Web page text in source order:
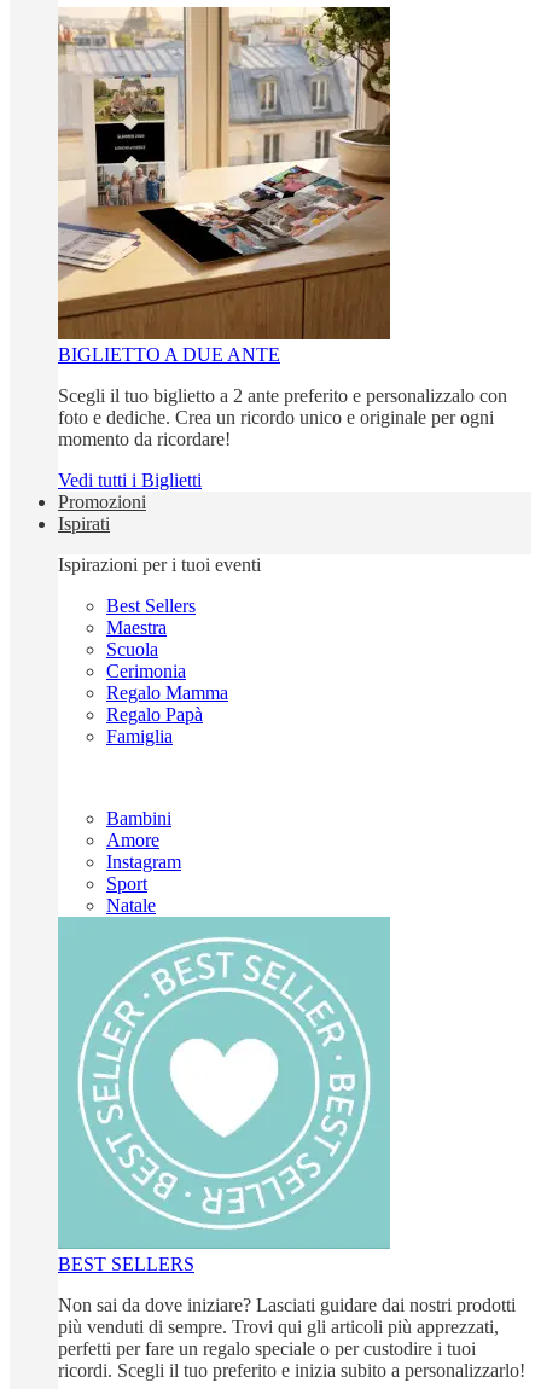
BIGLIETTO A DUE ANTE
Scegli il tuo biglietto a 2 ante preferito e personalizzalo con
foto e dediche. Crea un ricordo unico e originale per ogni
momento da ricordare!
Vedi tutti i Biglietti
Promozioni
Ispirati
Ispirazioni per i tuoi eventi
Best Sellers
Maestra
Scuola
Cerimonia
Regalo Mamma
Regalo Papà
Famiglia
Bambini
Amore
Instagram
Sport
Natale
BEST SELLERS
Non sai da dove iniziare? Lasciati guidare dai nostri prodotti
più venduti di sempre. Trovi qui gli articoli più apprezzati,
perfetti per fare un regalo speciale o per custodire i tuoi
ricordi. Scegli il tuo preferito e inizia subito a personalizzarlo!